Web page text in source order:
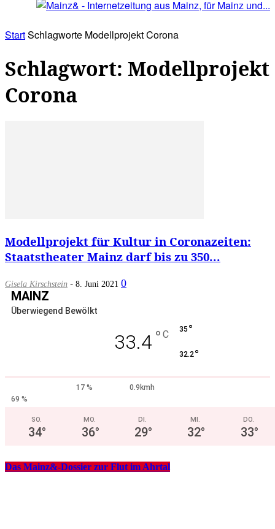
StartSchlagworte Modellprojekt Corona
Schlagwort: Modellprojekt
Corona
Modellprojekt für Kultur in Coronazeiten:
Staatstheater Mainz darf bis zu 350...
Gisela Kirschstein - 8. Juni 2021 0
MAINZ
Überwiegend Bewölkt
33.4 ° C 35 °
32.2°
17 %
0.9kmh
69 %
SO.
34°
MO.
36°
DI.
29°
MI.
32°
DO.
33°
Das Mainz&-Dossier zur Flut im Ahrtal